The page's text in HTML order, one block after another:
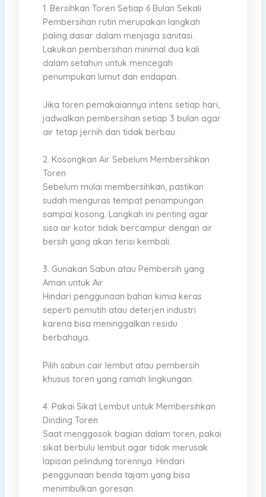
1. Bersihkan Toren Setiap 6 Bulan Sekali
Pembersihan rutin merupakan langkah
paling dasar dalam menjaga sanitasi.
Lakukan pembersihan minimal dua kali
dalam setahun untuk mencegah
penumpukan lumut dan endapan.
Jika toren pemakaiannya intens setiap hari,
jadwalkan pembersihan setiap 3 bulan agar
air tetap jernih dan tidak berbau.
2. Kosongkan Air Sebelum Membersihkan
Toren
Sebelum mulai membersihkan, pastikan
sudah menguras tempat penampungan
sampai kosong. Langkah ini penting agar
sisa air kotor tidak bercampur dengan air
bersih yang akan terisi kembali.
3. Gunakan Sabun atau Pembersih yang
Aman untuk Air
Hindari penggunaan bahan kimia keras
seperti pemutih atau deterjen industri
karena bisa meninggalkan residu
berbahaya.
Pilih sabun cair lembut atau pembersih
khusus toren yang ramah lingkungan.
4. Pakai Sikat Lembut untuk Membersihkan
Dinding Toren
Saat menggosok bagian dalam toren, pakai
sikat berbulu lembut agar tidak merusak
lapisan pelindung torennya. Hindari
penggunaan benda tajam yang bisa
menimbulkan goresan.